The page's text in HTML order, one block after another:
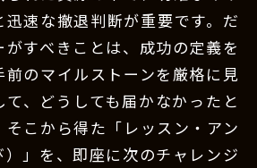
迅速な撤退判断が重要です。だ
すべきことは、成功の定義を
前のマイルストーンを厳格に見
、どうしても届かなかったと
そこから得た「レッスン・アン
）」を、即座に次のチャレンジ